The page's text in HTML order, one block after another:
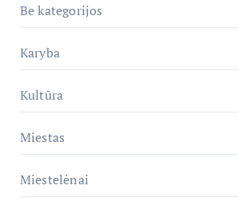
Be kategorijos
Karyba
Kultūra
Miestas
Miestelėnai